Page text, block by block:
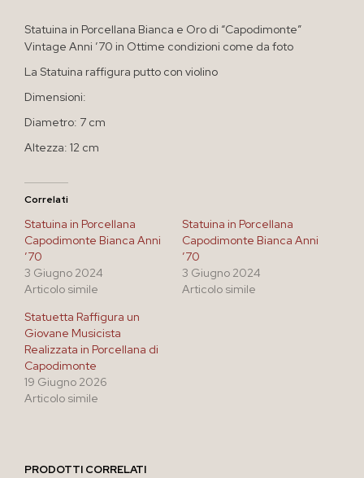
Statuina in Porcellana Bianca e Oro di “Capodimonte”
Vintage Anni ’70 in Ottime condizioni come da foto
La Statuina raffigura putto con violino
Dimensioni:
Diametro: 7 cm
Altezza: 12 cm
Correlati
Statuina in Porcellana
Capodimonte Bianca Anni
’70
3 Giugno 2024
Articolo simile
Statuina in Porcellana
Capodimonte Bianca Anni
’70
3 Giugno 2024
Articolo simile
Statuetta Raffigura un
Giovane Musicista
Realizzata in Porcellana di
Capodimonte
19 Giugno 2026
Articolo simile
PRODOTTI CORRELATI